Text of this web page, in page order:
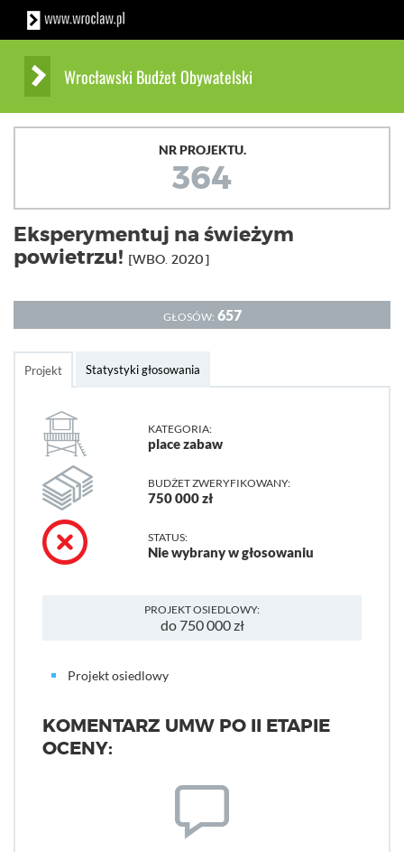
Wrocławski Budżet Obywatelski
NR PROJEKTU.
364
Eksperymentuj na świeżym
powietrzu! [WBO. 2020]
GŁOSÓW: 657
Projekt Statystyki głosowania
KATEGORIA:
place zabaw
BUDŻET ZWERYFIKOWANY:
750 000 zł
STATUS:
Nie wybrany w głosowaniu
PROJEKT OSIEDLOWY:
do 750 000 zł
Projekt osiedlowy
KOMENTARZ UMW PO II ETAPIE
OCENY: